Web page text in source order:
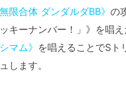
無限合体 ダンダルダBB》 の
キーナンバー！」》を唱え
マム》 を唱えることでSト
します。